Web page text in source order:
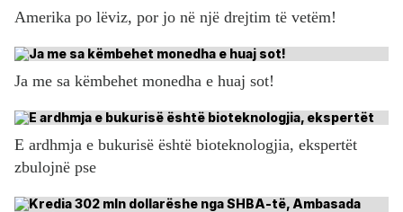
Amerika po lëviz, por jo në një drejtim të vetëm!
Ja me sa këmbehet monedha e huaj sot!
E ardhmja e bukurisë është bioteknologjia, ekspertët
zbulojnë pse